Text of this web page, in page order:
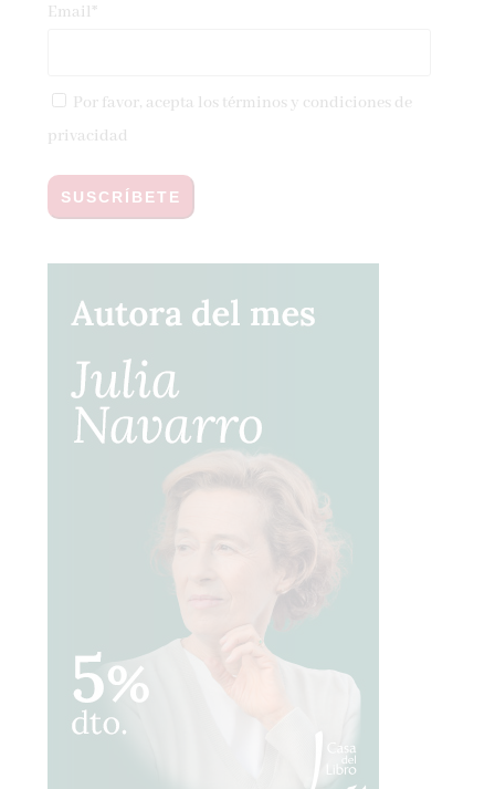
Email*
Por favor, acepta los términos y condiciones de
privacidad